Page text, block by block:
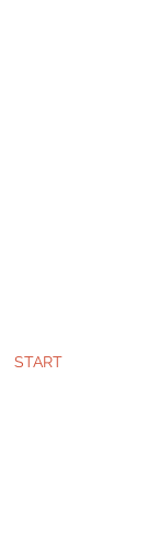
START